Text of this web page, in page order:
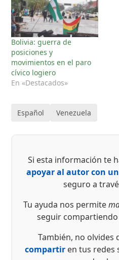
Bolivia: guerra de
posiciones y
movimientos en el paro
cívico logiero
En «Destacados»
Español Venezuela
Si esta información te
apoyar al autor con
seguro a
Tu ayuda nos permite
seguir
También, no olvides
compartir en tus redes